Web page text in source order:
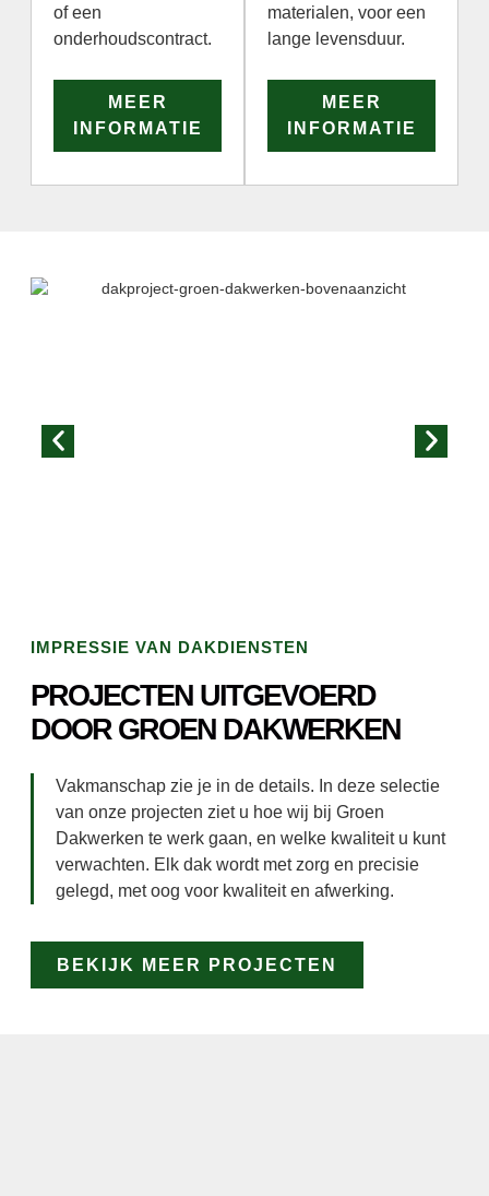
of een
onderhoudscontract.
MEER
INFORMATIE
materialen, voor een
lange levensduur.
MEER
INFORMATIE
IMPRESSIE VAN DAKDIENSTEN
PROJECTEN UITGEVOERD
DOOR GROEN DAKWERKEN
Vakmanschap zie je in de details. In deze selectie
van onze projecten ziet u hoe wij bij Groen
Dakwerken te werk gaan, en welke kwaliteit u kunt
verwachten. Elk dak wordt met zorg en precisie
gelegd, met oog voor kwaliteit en afwerking.
BEKIJK MEER PROJECTEN